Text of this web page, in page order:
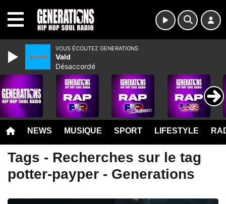
NEWS MUSIQUE SPORT LIFESTYLE
Tags - Recherches sur le tag
potter-payper - Generations
VOUS ÉCOUTEZ GENERATIONS
Vald
Désaccordé